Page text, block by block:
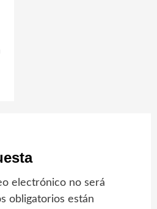
electrónico no será
obligatorios están